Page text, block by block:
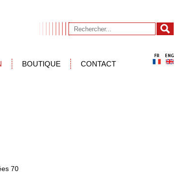
BOUTIQUE CONTACT
70